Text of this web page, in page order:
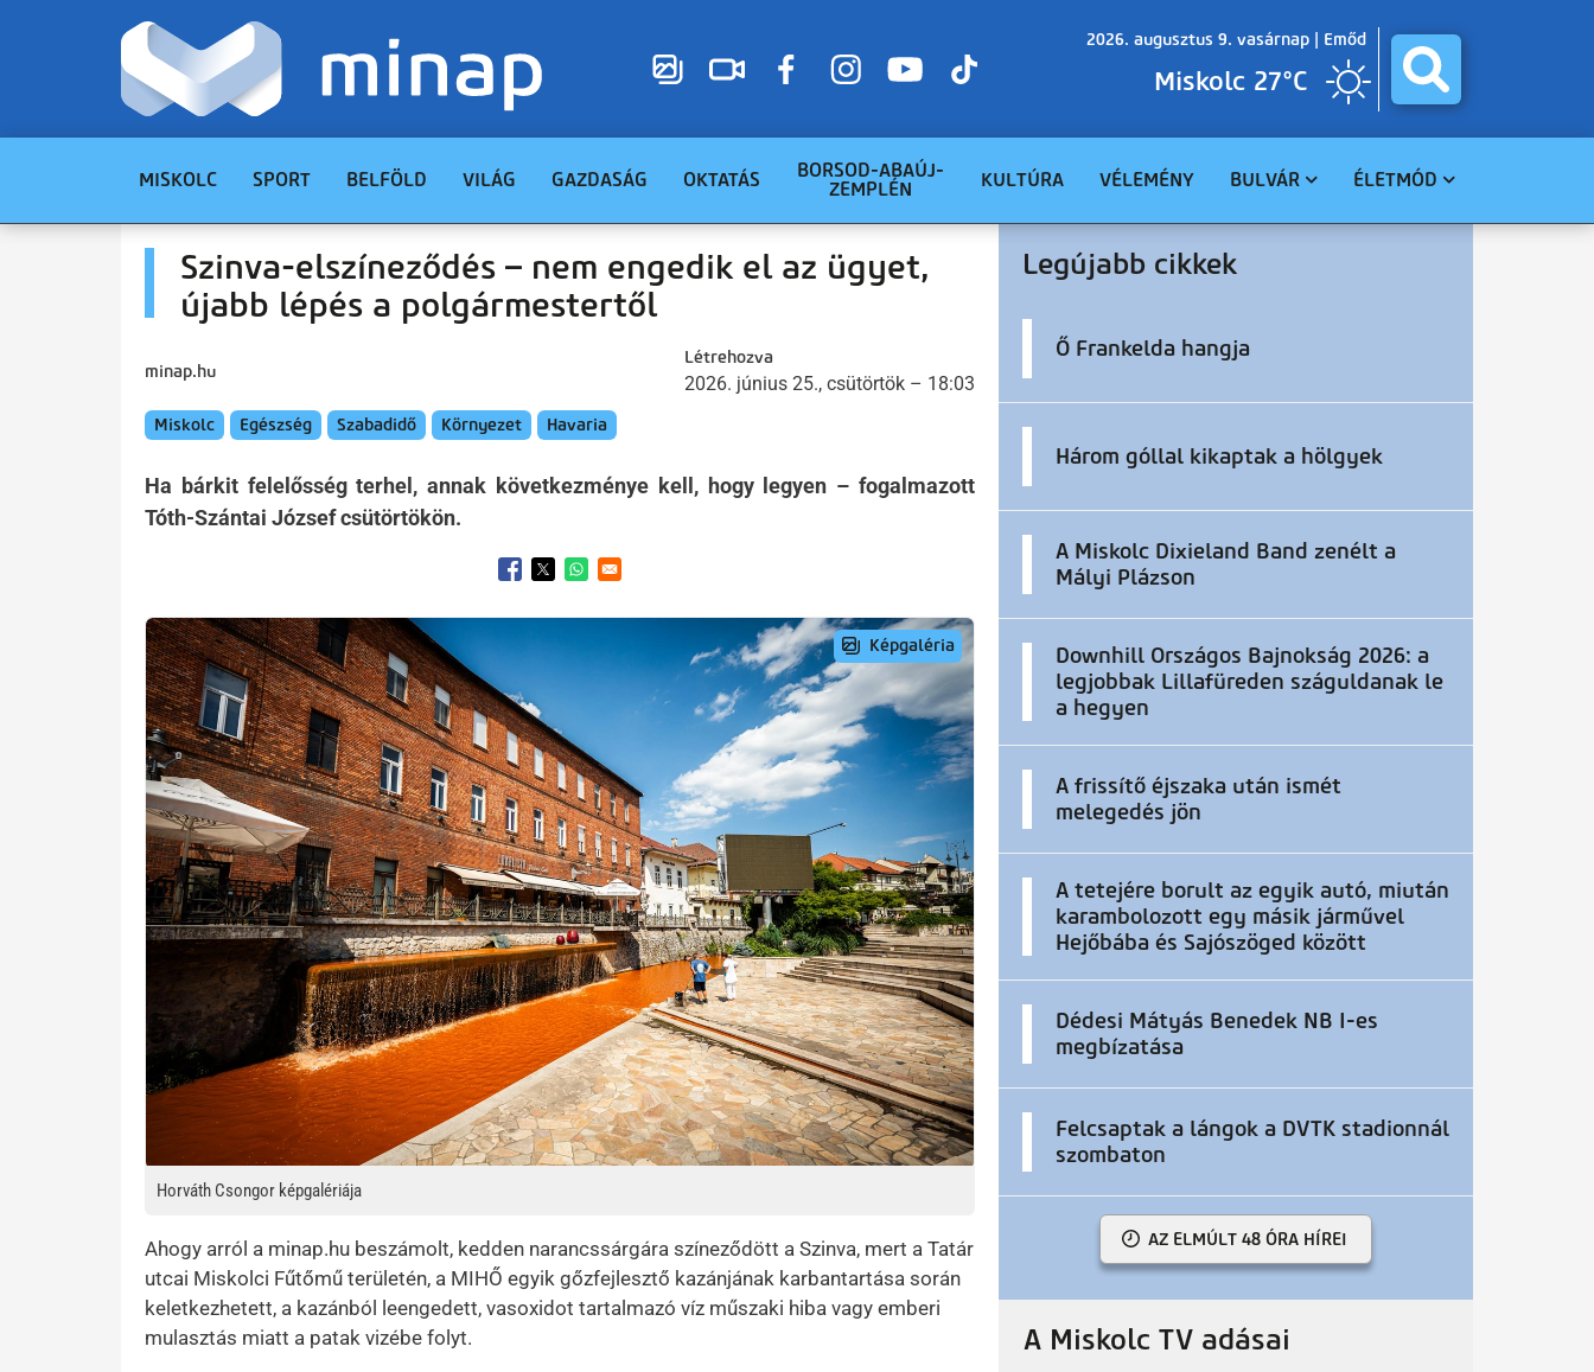
2026. augusztus 9. vasárnap | Emőd
Miskolc 27°C
MISKOLC SPORT BELFÖLD VILÁG GAZDASÁG OKTATÁS
BORSOD-ABAÚJ-
ZEMPLÉN
KULTÚRA VÉLEMÉNY BULVÁR
BALESET
BŰNÜGY
CELEBHÍREK
ÉLETMÓD
GASZTRO
Szinva-elszíneződés – nem engedik el az ügyet,
újabb lépés a polgármestertől
minap.hu
Létrehozva
2026. június 25., csütörtök – 18:03
Miskolc Egészség Szabadidő Környezet Havaria
Ha bárkit felelősség terhel, annak következménye kell, hogy legyen – fogalmazott
Tóth-Szántai József csütörtökön.
Opens in a new window
Opens in a new window
Opens in a new window
Preview Image
Horváth Csongor képgalériája
Ahogy arról a minap.hu beszámolt, kedden narancssárgára színeződött a Szinva, mert a Tatár
utcai Miskolci Fűtőmű területén, a MIHŐ egyik gőzfejlesztő kazánjának karbantartása során
keletkezhetett, a kazánból leengedett, vasoxidot tartalmazó víz műszaki hiba vagy emberi
mulasztás miatt a patak vizébe folyt.
Legújabb cikkek
Ő Frankelda hangja
Három góllal kikaptak a hölgyek
A Miskolc Dixieland Band zenélt a
Mályi Plázson
Downhill Országos Bajnokság 2026: a
legjobbak Lillafüreden száguldanak le
a hegyen
A frissítő éjszaka után ismét
melegedés jön
A tetejére borult az egyik autó, miután
karambolozott egy másik járművel
Hejőbába és Sajószöged között
Dédesi Mátyás Benedek NB I-es
megbízatása
Felcsaptak a lángok a DVTK stadionnál
szombaton
AZ ELMÚLT 48 ÓRA HÍREI
A Miskolc TV adásai